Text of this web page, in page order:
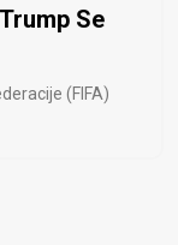
Se
(FIFA)